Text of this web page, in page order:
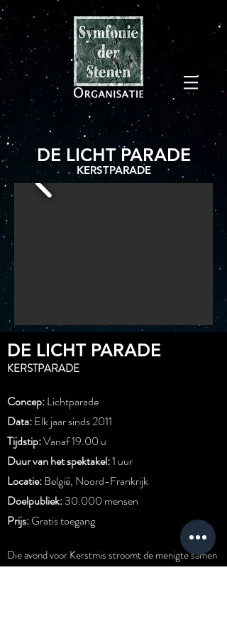
DE LICHT PARADE
KERSTPARADE
DE LICHT PARADE
KERSTPARADE
Concep:Lichtparade
Data:Elk jaar sinds 2011
Tijdstip:Vanaf 19.00 u
Duur van het spektakel:1 uur
Locatie:België, Noord-Frankrijk
Doelpubliek:30.000 mensen
Prijs:Gratis toegang
Die avond voor Kerstmis stroomt de menigte samen
langs de brede laan. Ze schuifelen met tienduizenden